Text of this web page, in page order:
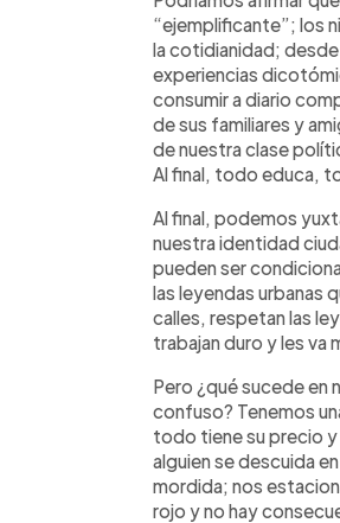
“ejemplificante”; los
la cotidianidad;
experiencias
consumir a diario
de sus familiares y
de nuestra clase
Al final, todo educa,
Al final, podemos
nuestra identidad
pueden ser
las leyendas urbanas
calles, respetan las
trabajan duro y les va
Pero ¿qué sucede
confuso? Tenemos
todo tiene su precio
alguien se descuida
mordida; nos
rojo y no hay